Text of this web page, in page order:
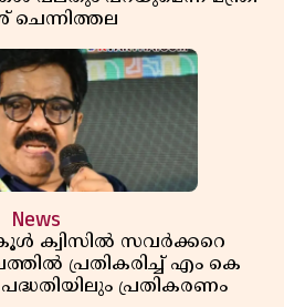
ചെന്നിത്തല
News
ക്വിസിൽ സവർക്കറെ
പ്രതികരിച്ച് എം കെ
പദ്ധതിയിലും പ്രതികരണം